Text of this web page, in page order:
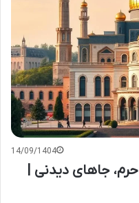
14/09/1404
جاهای دیدنی |